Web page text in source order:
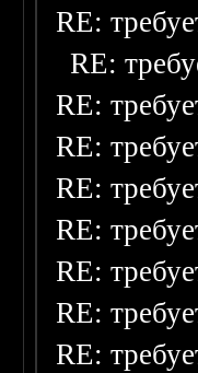
RE:
RE:
RE:
RE:
RE:
RE:
RE:
RE:
RE: